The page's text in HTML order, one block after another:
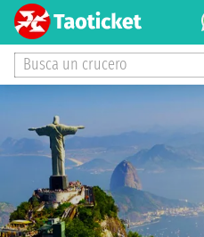
Busca un crucero